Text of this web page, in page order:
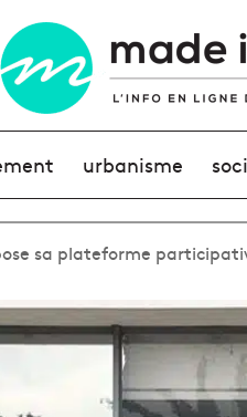
urbanisme
sa plateforme